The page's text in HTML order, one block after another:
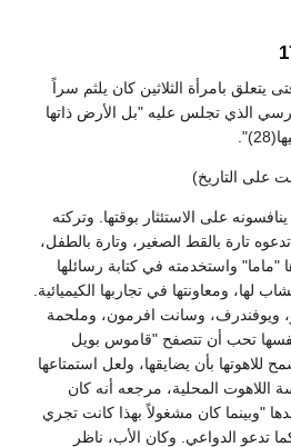
يتعلق بامرأة الثلاثين كان يلثم سراً
الذي تجلس عليه "بل الأرض ذاتها
على التاريخ)
على الاستئثار بوقتها. وتركته
تارة بالقط الصغير، وتارة بالطفل،
"ماما" واستخدمته في كتابة رسائلها
لها، ومعاونتها في تجاربها الكيميائية.
ويوفندرف، وسانت افرمون، وملحمة
نفسها تحب أن تتصفح "قاموس بويل
للاهوتها بأن يضايقها، ولعل استمتاعها
اللاهوت المحلية، مرجعه أنه كان
"وبينما كان مشغولاً بهذا كانت تجري
تدعو الدواعي. وكان الأب، ناظر